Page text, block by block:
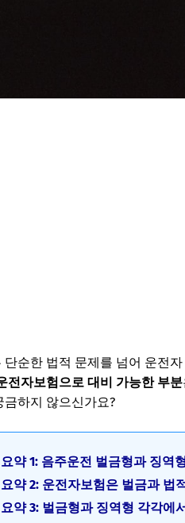
단순한 법적 문제를 넘어 운전
전자보험으로 대비 가능한 부분
금하지 않으신가요?
약 1: 음주운전 벌금형과 징역
약 2: 운전자보험은 벌금과 법
약 3: 벌금형과 징역형 각각에